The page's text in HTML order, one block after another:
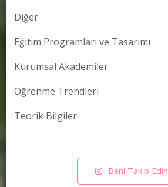
Diğer
Eğitim Programları ve Tasarımı
Kurumsal Akademiler
Öğrenme Trendleri
Teorik Bilgiler
Beni Takip Edin